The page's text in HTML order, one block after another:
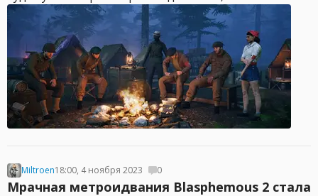
Miltroen18:00, 4 ноября 2023 0
Мрачная метроидвания Blasphemous 2 стала